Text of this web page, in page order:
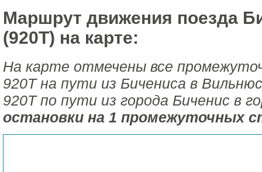
Маршрут движения поезда
(920Т) на карте:
На карте отмечены все
920Т на пути из Бичениса в
920Т по пути из города Биченис в
остановки на 1 промежуточных